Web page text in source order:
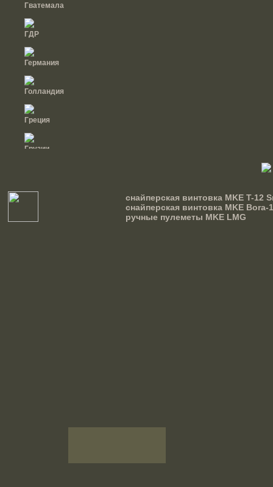
Гватемала
ГДР
Германия
Голландия
Греция
Грузии
снайперская винтовка MKE T-12
снайперская винтовка MKE Bora-
ручные пулеметы MKE LMG